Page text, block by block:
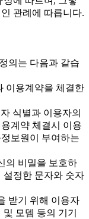
관례에 따릅니다.
의는 다음과 같습
이용계약을 체결한
식별과 이용자의
계약 체결시 이용
보원이 부여하는
의 비밀을 보호하
설정한 문자와 숫자
받기 위해 이용자
모뎀 등의 기기